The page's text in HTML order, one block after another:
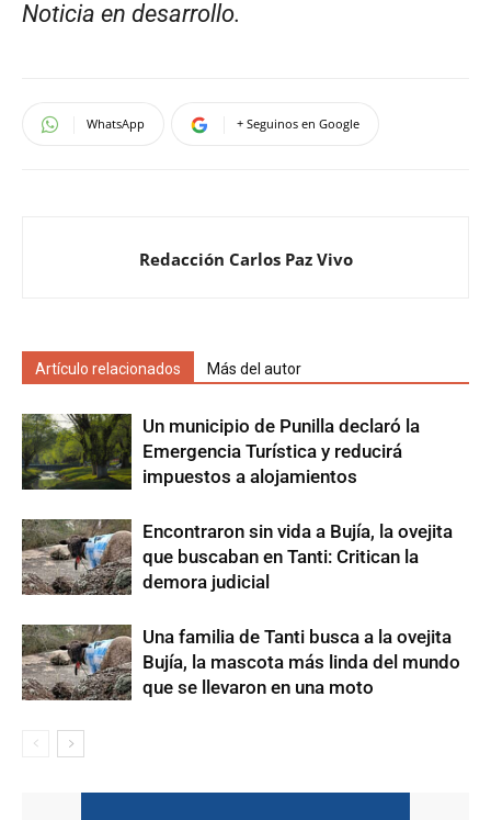
Noticia en desarrollo.
WhatsApp + Seguinos en Google
Redacción Carlos Paz Vivo
Artículo relacionados Más del autor
Un municipio de Punilla declaró la
Emergencia Turística y reducirá
impuestos a alojamientos
Encontraron sin vida a Bujía, la ovejita
que buscaban en Tanti: Critican la
demora judicial
Una familia de Tanti busca a la ovejita
Bujía, la mascota más linda del mundo
que se llevaron en una moto